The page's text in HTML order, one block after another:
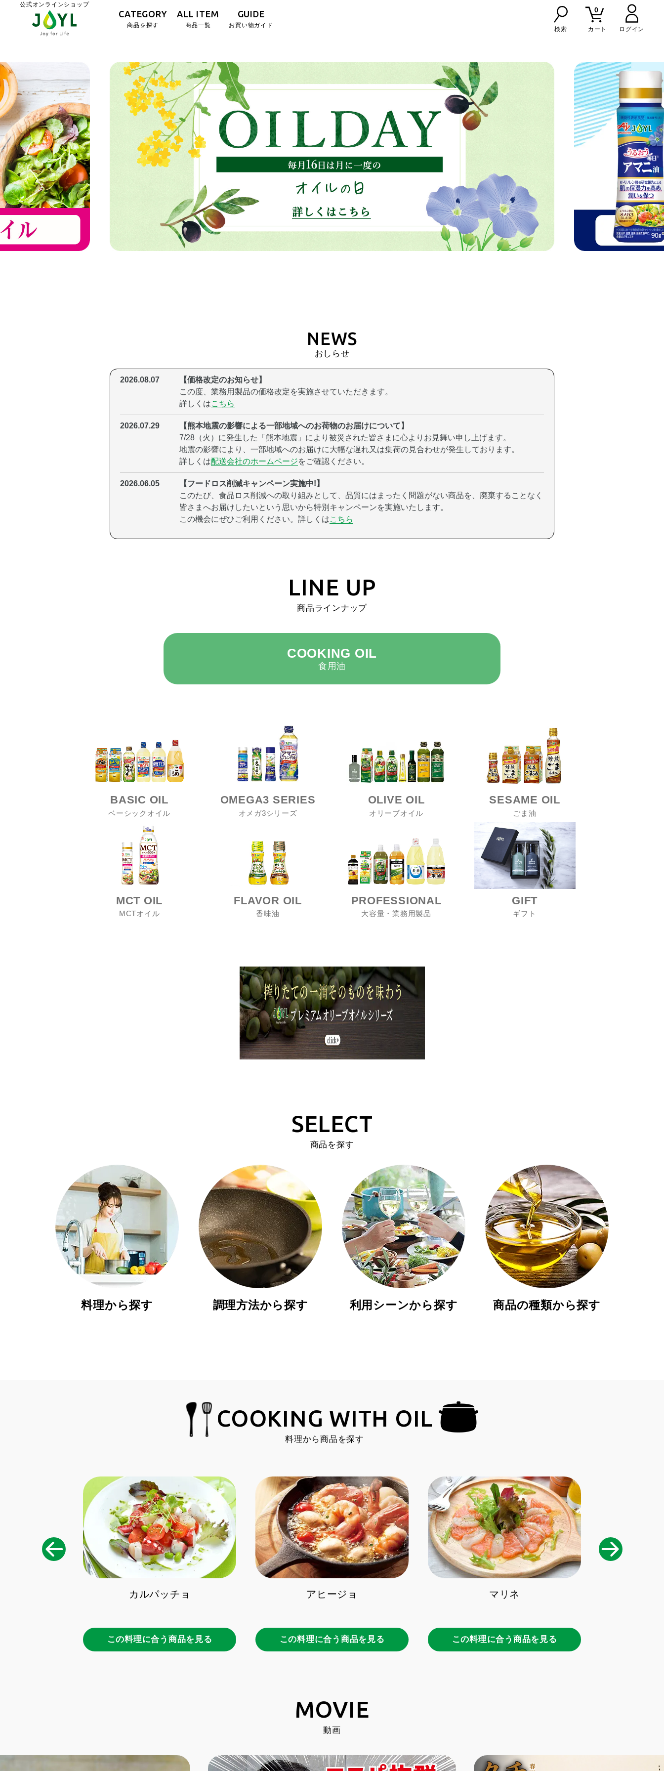
公式オンラインショップ
CATEGORY
商品を探す
ALL ITEM
商品一覧
GUIDE
お買い物ガイド
検索
0
カート
NEWS
おしらせ
2026.08.07
【価格改定のお知らせ】
この度、業務用製品の価格改定を実施させていただきます。
詳しくはこちら
2026.07.29
【熊本地震の影響による一部地域へのお荷物のお届けについて】
7/28（火）に発生した「熊本地震」により被災された皆さまに心よりお見舞い申し上げます。
地震の影響により、一部地域へのお届けに大幅な遅れ又は集荷の見合わせが発生しております。
詳しくは配送会社のホームページをご確認ください。
2026.06.05
【フードロス削減キャンペーン実施中!】
このたび、食品ロス削減への取り組みとして、品質にはまったく問題がない商品を、廃棄することなく
皆さまへお届けしたいという思いから特別キャンペーンを実施いたします。
この機会にぜひご利用ください。詳しくはこちら
LINE UP
商品ラインナップ
COOKING OIL
食用油
BASIC OIL
ベーシックオイル
OMEGA3 SERIES
オメガ3シリーズ
OLIVE OIL
オリーブオイル
SESAME OIL
ごま油
MCT OIL
MCTオイル
FLAVOR OIL
香味油
PROFESSIONAL
大容量・業務用製品
GIFT
ギフト
SELECT
商品を探す
料理から探す 調理方法から探す 利用シーンから探す 商品の種類から探す
COOKING WITH OIL
料理から商品を探す
カルパッチョ
この料理に合う商品を見る
アヒージョ
この料理に合う商品を見る
マリネ
この料理に合う商品を見る
MOVIE
動画